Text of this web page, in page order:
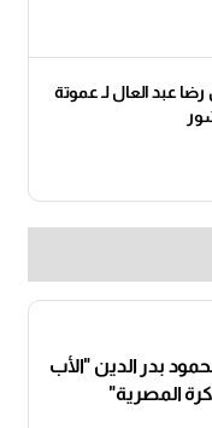
عبد العال لـ عموتة
بدر الدين "الأب
المصرية"